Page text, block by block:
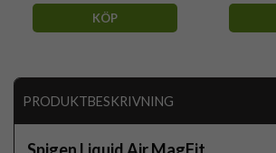
KÖP
PRODUKTBESKRIVNING